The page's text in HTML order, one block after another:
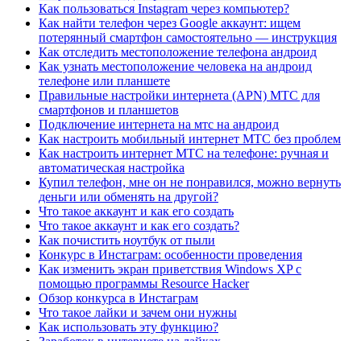
Как пользоваться Instagram через компьютер?
Как найти телефон через Google аккаунт: ищем
потерянный смартфон самостоятельно — инструкция
Как отследить местоположение телефона андроид
Как узнать местоположение человека на андроид
телефоне или планшете
Правильные настройки интернета (APN) МТС для
смартфонов и планшетов
Подключение интернета на мтс на андроид
Как настроить мобильный интернет МТС без проблем
Как настроить интернет МТС на телефоне: ручная и
автоматическая настройка
Купил телефон, мне он не понравился, можно вернуть
деньги или обменять на другой?
Что такое аккаунт и как его создать
Что такое аккаунт и как его создать?
Как почистить ноутбук от пыли
Конкурс в Инстаграм: особенности проведения
Как изменить экран приветствия Windows XP с
помощью программы Resource Hacker
Обзор конкурса в Инстаграм
Что такое лайки и зачем они нужны
Как использовать эту функцию?